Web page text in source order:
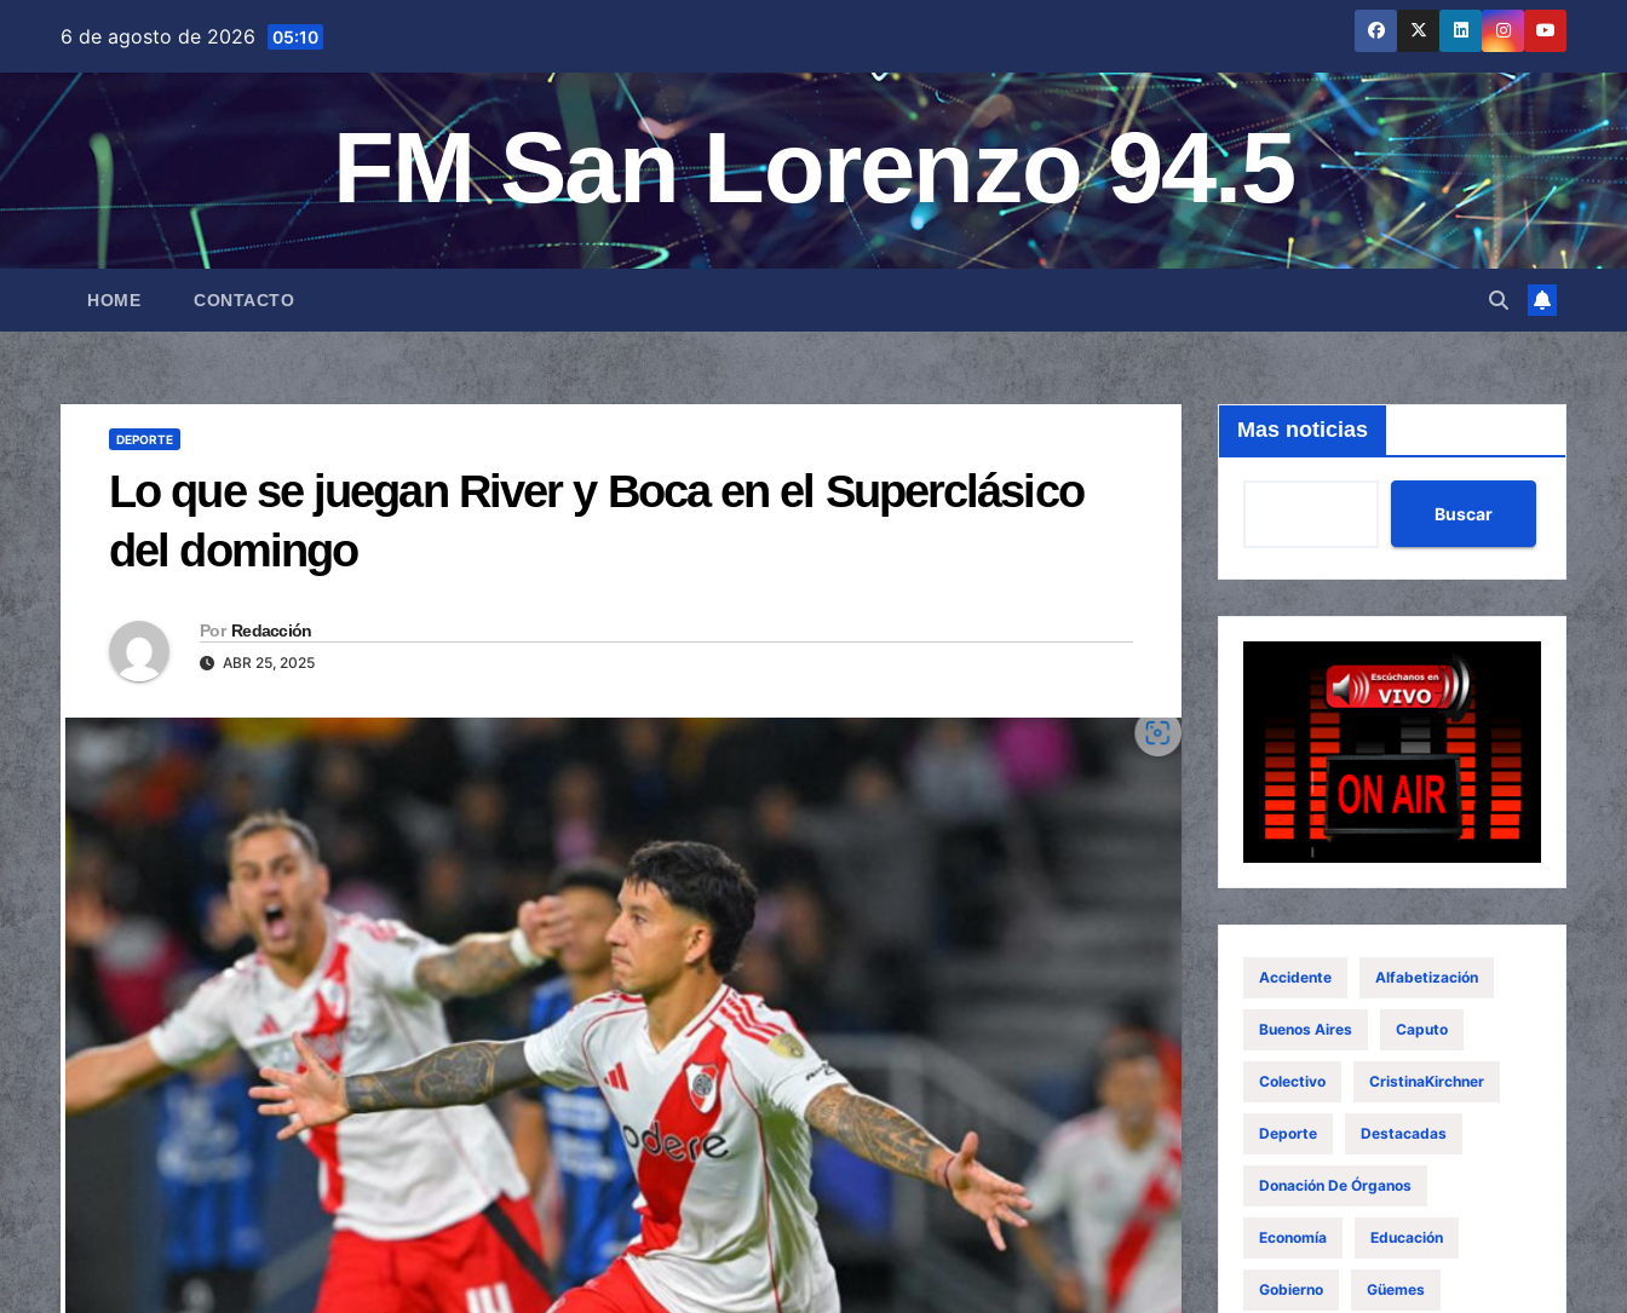
contenido
6 de agosto de 2026 05:10
FM San Lorenzo 94.5
HOME CONTACTO
DEPORTE
Lo que se juegan River y Boca en el Superclásico
del domingo
Por Redacción
ABR 25, 2025
Mas noticias
Buscar
Accidente Alfabetización
Buenos Aires Caputo
Colectivo CristinaKirchner
Deporte Destacadas
Donación De Órganos
Economía Educación
Gobierno Güemes